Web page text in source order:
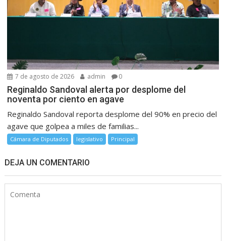
7 de agosto de 2026 admin 0
Reginaldo Sandoval alerta por desplome del
noventa por ciento en agave
Reginaldo Sandoval reporta desplome del 90% en precio del
agave que golpea a miles de familias...
Cámara de Diputados legislativo Principal
DEJA UN COMENTARIO